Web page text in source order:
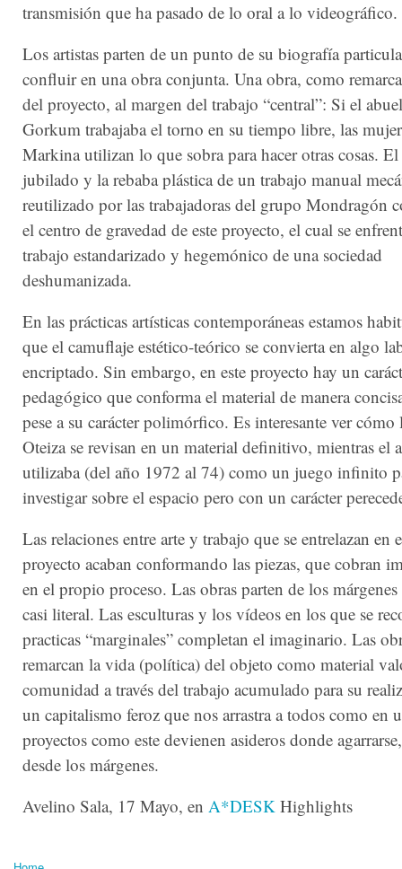
transmisión que ha pasado de lo oral a lo videográfico.
Los artistas parten de un punto de su biografía
confluir en una obra conjunta. Una obra, como
del proyecto, al margen del trabajo “central”: Si el
Gorkum trabajaba el torno en su tiempo libre, las
Markina utilizan lo que sobra para hacer otras cosas.
jubilado y la rebaba plástica de un trabajo manual
reutilizado por las trabajadoras del grupo Mondragón
el centro de gravedad de este proyecto, el cual se
trabajo estandarizado y hegemónico de una sociedad
deshumanizada.
En las prácticas artísticas contemporáneas estamos
que el camuflaje estético-teórico se convierta en algo
encriptado. Sin embargo, en este proyecto hay un
pedagógico que conforma el material de manera
pese a su carácter polimórfico. Es interesante ver cómo
Oteiza se revisan en un material definitivo, mientras el
utilizaba (del año 1972 al 74) como un juego infinito
investigar sobre el espacio pero con un carácter
Las relaciones entre arte y trabajo que se entrelazan en
proyecto acaban conformando las piezas, que cobran
en el propio proceso. Las obras parten de los márgenes
casi literal. Las esculturas y los vídeos en los que se
practicas “marginales” completan el imaginario. Las
remarcan la vida (política) del objeto como material
comunidad a través del trabajo acumulado para su
un capitalismo feroz que nos arrastra a todos como en
proyectos como este devienen asideros donde
desde los márgenes.
Avelino Sala, 17 Mayo, en A*DESK Highlights